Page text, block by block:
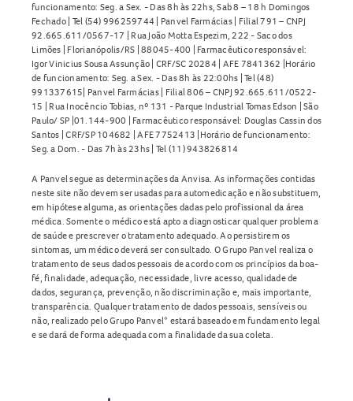
funcionamento: Seg. a Sex. - Das 8h às 22hs, Sab 8 – 18 h Domingos
Fechado | Tel (54) 996259744 | Panvel Farmácias | Filial 791 – CNPJ
92.665.611/0567-17 | Rua João Motta Espezim, 222 - Saco dos
Limões | Florianópolis/RS | 88045-400 | Farmacêutico responsável:
Igor Vinicius Sousa Assunção | CRF/SC 20284 | AFE 7841362 |Horário
de funcionamento: Seg. a Sex. - Das 8h às 22:00hs | Tel (48)
991337615| Panvel Farmácias | Filial 806 – CNPJ 92.665.611/0522-
15 | Rua Inocêncio Tobias, nº 131 - Parque Industrial Tomas Edson | São
Paulo/ SP |01.144-900 | Farmacêutico responsável: Douglas Cassin dos
Santos | CRF/SP 104682 | AFE 7752413 |Horário de funcionamento:
Seg. a Dom. - Das 7h às 23hs | Tel (11) 943826814
A Panvel segue as determinações da Anvisa. As informações contidas
neste site não devem ser usadas para automedicação e não substituem,
em hipótese alguma, as orientações dadas pelo profissional da área
médica. Somente o médico está apto a diagnosticar qualquer problema
de saúde e prescrever o tratamento adequado. Ao persistirem os
sintomas, um médico deverá ser consultado. O Grupo Panvel realiza o
tratamento de seus dados pessoais de acordo com os princípios da boa-
fé, finalidade, adequação, necessidade, livre acesso, qualidade de
dados, segurança, prevenção, não discriminação e, mais importante,
transparência. Qualquer tratamento de dados pessoais, sensíveis ou
não, realizado pelo Grupo Panvel* estará baseado em fundamento legal
e se dará de forma adequada com a finalidade da sua coleta.